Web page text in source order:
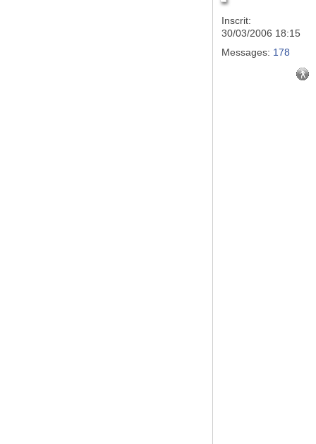
Inscrit:
30/03/2006 18:15
Messages: 178